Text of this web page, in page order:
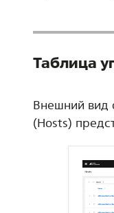
Таблица
Внешний вид
(Hosts)